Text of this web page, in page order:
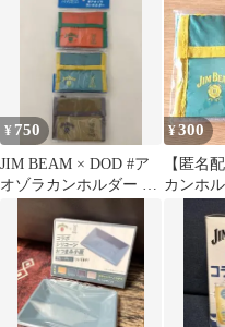
¥ 750
JIM BEAM × DOD #ア
オゾラカンホルダー 全
¥300
【匿名
カンホ